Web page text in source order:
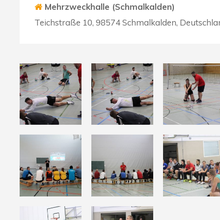
Mehrzweckhalle (Schmalkalden)
Teichstraße 10, 98574 Schmalkalden,